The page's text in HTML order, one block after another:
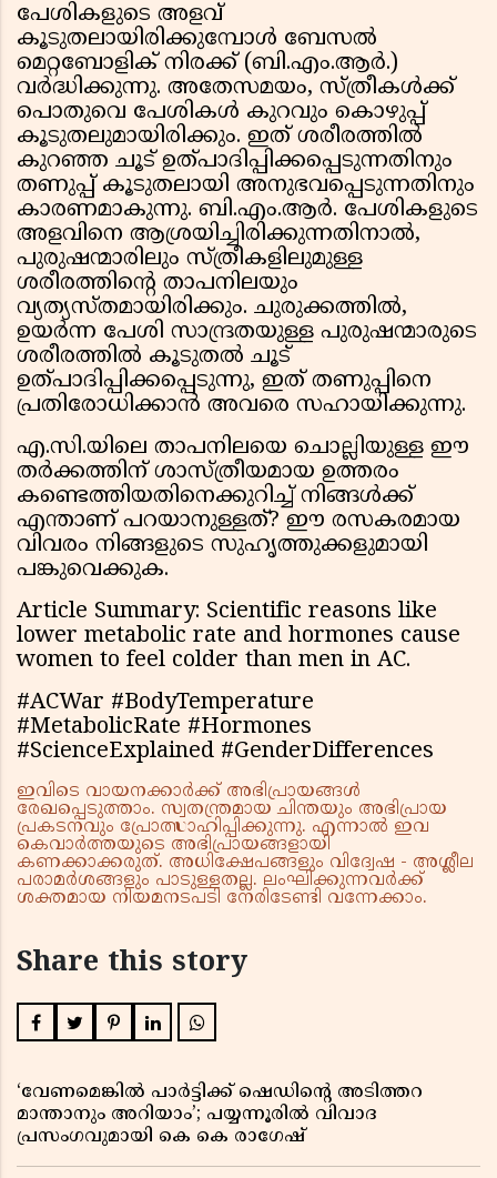
പേശികളുടെ അളവ്
കൂടുതലായിരിക്കുമ്പോൾ ബേസൽ
മെറ്റബോളിക് നിരക്ക് (ബി.എം.ആർ.)
വർദ്ധിക്കുന്നു. അതേസമയം, സ്ത്രീകൾക്ക്
പൊതുവെ പേശികൾ കുറവും കൊഴുപ്പ്
കൂടുതലുമായിരിക്കും. ഇത് ശരീരത്തിൽ
കുറഞ്ഞ ചൂട് ഉത്പാദിപ്പിക്കപ്പെടുന്നതിനും
തണുപ്പ് കൂടുതലായി അനുഭവപ്പെടുന്നതിനും
കാരണമാകുന്നു. ബി.എം.ആർ. പേശികളുടെ
അളവിനെ ആശ്രയിച്ചിരിക്കുന്നതിനാൽ,
പുരുഷന്മാരിലും സ്ത്രീകളിലുമുള്ള
ശരീരത്തിൻ്റെ താപനിലയും
വ്യത്യസ്തമായിരിക്കും. ചുരുക്കത്തിൽ,
ഉയർന്ന പേശി സാന്ദ്രതയുള്ള പുരുഷന്മാരുടെ
ശരീരത്തിൽ കൂടുതൽ ചൂട്
ഉത്പാദിപ്പിക്കപ്പെടുന്നു, ഇത് തണുപ്പിനെ
പ്രതിരോധിക്കാൻ അവരെ സഹായിക്കുന്നു.
എ.സി.യിലെ താപനിലയെ ചൊല്ലിയുള്ള ഈ
തർക്കത്തിന് ശാസ്ത്രീയമായ ഉത്തരം
കണ്ടെത്തിയതിനെക്കുറിച്ച് നിങ്ങൾക്ക്
എന്താണ് പറയാനുള്ളത്? ഈ രസകരമായ
വിവരം നിങ്ങളുടെ സുഹൃത്തുക്കളുമായി
പങ്കുവെക്കുക.
Article Summary: Scientific reasons like
lower metabolic rate and hormones cause
women to feel colder than men in AC.
#ACWar #BodyTemperature
#MetabolicRate #Hormones
#ScienceExplained #GenderDifferences
ഇവിടെ വായനക്കാർക്ക് അഭിപ്രായങ്ങൾ
രേഖപ്പെടുത്താം. സ്വതന്ത്രമായ ചിന്തയും അഭിപ്രായ
പ്രകടനവും പ്രോത്സാഹിപ്പിക്കുന്നു. എന്നാൽ ഇവ
കെവാർത്തയുടെ അഭിപ്രായങ്ങളായി
കണക്കാക്കരുത്. അധിക്ഷേപങ്ങളും വിദ്വേഷ - അശ്ലീല
പരാമർശങ്ങളും പാടുള്ളതല്ല. ലംഘിക്കുന്നവർക്ക്
ശക്തമായ നിയമനടപടി നേരിടേണ്ടി വന്നേക്കാം.
Share this story
‘വേണമെങ്കിൽ പാർട്ടിക്ക് ഷെഡിൻ്റെ അടിത്തറ
മാന്താനും അറിയാം’; പയ്യന്നൂരിൽ വിവാദ
പ്രസംഗവുമായി കെ കെ രാഗേഷ്